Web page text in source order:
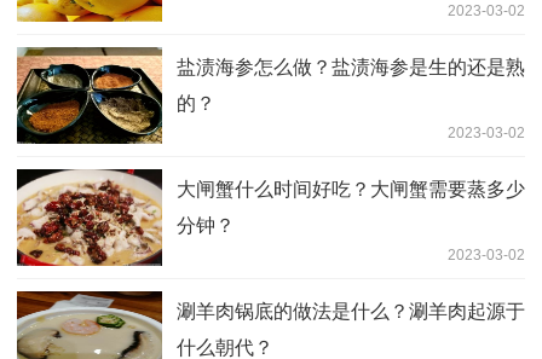
2023-03-02
盐渍海参怎么做？盐渍海参是生的还是熟
的？
2023-03-02
大闸蟹什么时间好吃？大闸蟹需要蒸多少
分钟？
2023-03-02
涮羊肉锅底的做法是什么？涮羊肉起源于
什么朝代？